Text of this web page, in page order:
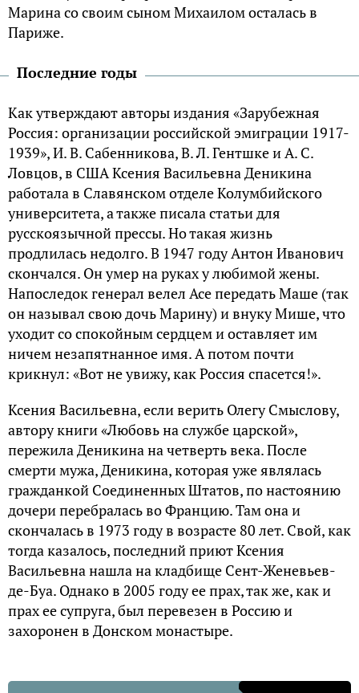
Марина со своим сыном Михаилом осталась в
Париже.
Последние годы
Как утверждают авторы издания «Зарубежная
Россия: организации российской эмиграции 1917-
1939», И. В. Сабенникова, В. Л. Гентшке и А. С.
Ловцов, в США Ксения Васильевна Деникина
работала в Славянском отделе Колумбийского
университета, а также писала статьи для
русскоязычной прессы. Но такая жизнь
продлилась недолго. В 1947 году Антон Иванович
скончался. Он умер на руках у любимой жены.
Напоследок генерал велел Асе передать Маше (так
он называл свою дочь Марину) и внуку Мише, что
уходит со спокойным сердцем и оставляет им
ничем незапятнанное имя. А потом почти
крикнул: «Вот не увижу, как Россия спасется!».
Ксения Васильевна, если верить Олегу Смыслову,
автору книги «Любовь на службе царской»,
пережила Деникина на четверть века. После
смерти мужа, Деникина, которая уже являлась
гражданкой Соединенных Штатов, по настоянию
дочери перебралась во Францию. Там она и
скончалась в 1973 году в возрасте 80 лет. Свой, как
тогда казалось, последний приют Ксения
Васильевна нашла на кладбище Сент-Женевьев-
де-Буа. Однако в 2005 году ее прах, так же, как и
прах ее супруга, был перевезен в Россию и
захоронен в Донском монастыре.